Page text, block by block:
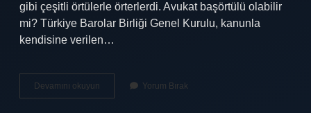
gibi çeşitli örtülerle örterlerdi. Avukat başörtülü olabilir
mi? Türkiye Barolar Birliği Genel Kurulu, kanunla
kendisine verilen…
Devamını okuyun
Şubat
Yorum Bırak